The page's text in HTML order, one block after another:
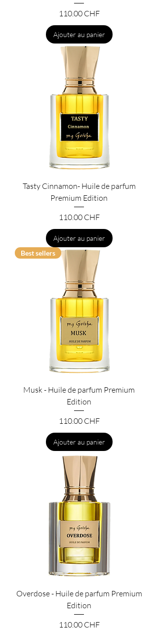
Prix
110.00 CHF
Ajouter au panier
Tasty Cinnamon- Huile de parfum
Premium Edition
Prix
110.00 CHF
Ajouter au panier
Best sellers
Musk - Huile de parfum Premium
Edition
Prix
110.00 CHF
Ajouter au panier
Overdose - Huile de parfum Premium
Edition
Prix
110.00 CHF